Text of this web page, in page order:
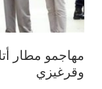
مهاجمو مطار
وقرغيزي